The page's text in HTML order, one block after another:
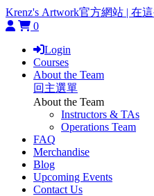
Krenz's Artwork官方網站 | 在
0
Login
Courses
About the Team
回主選單
About the Team
Instructors & TAs
Operations Team
FAQ
Merchandise
Blog
Upcoming Events
Contact Us